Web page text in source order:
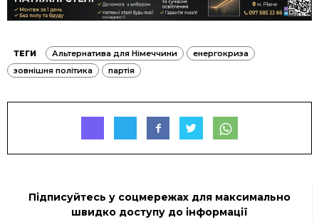
ТЕГИ Альтернатива для Німеччини
енергокриза
зовнішня політика
партія
Підписуйтесь у соцмережах для максимально
швидко доступу до інформації